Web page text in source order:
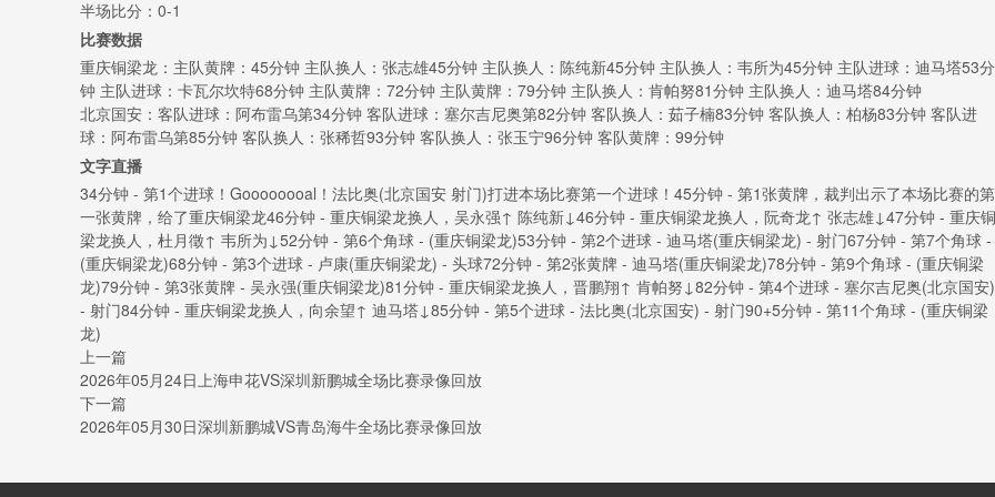
半场比分：0-1
比赛数据
重庆铜梁龙：主队黄牌：45分钟 主队换人：张志雄45分钟 主队换人：陈纯新45分钟 主队换人：韦所为45分钟 主队进球：迪马塔53分
钟 主队进球：卡瓦尔坎特68分钟 主队黄牌：72分钟 主队黄牌：79分钟 主队换人：肯帕努81分钟 主队换人：迪马塔84分钟
北京国安：客队进球：阿布雷乌第34分钟 客队进球：塞尔吉尼奥第82分钟 客队换人：茹子楠83分钟 客队换人：柏杨83分钟 客队进
球：阿布雷乌第85分钟 客队换人：张稀哲93分钟 客队换人：张玉宁96分钟 客队黄牌：99分钟
文字直播
34分钟 - 第1个进球！Goooooooal！法比奥(北京国安 射门)打进本场比赛第一个进球！45分钟 - 第1张黄牌，裁判出示了本场比赛的第
一张黄牌，给了重庆铜梁龙46分钟 - 重庆铜梁龙换人，吴永强↑ 陈纯新↓46分钟 - 重庆铜梁龙换人，阮奇龙↑ 张志雄↓47分钟 - 重庆铜
梁龙换人，杜月徵↑ 韦所为↓52分钟 - 第6个角球 - (重庆铜梁龙)53分钟 - 第2个进球 - 迪马塔(重庆铜梁龙) - 射门67分钟 - 第7个角球 -
(重庆铜梁龙)68分钟 - 第3个进球 - 卢康(重庆铜梁龙) - 头球72分钟 - 第2张黄牌 - 迪马塔(重庆铜梁龙)78分钟 - 第9个角球 - (重庆铜梁
龙)79分钟 - 第3张黄牌 - 吴永强(重庆铜梁龙)81分钟 - 重庆铜梁龙换人，晋鹏翔↑ 肯帕努↓82分钟 - 第4个进球 - 塞尔吉尼奥(北京国安)
- 射门84分钟 - 重庆铜梁龙换人，向余望↑ 迪马塔↓85分钟 - 第5个进球 - 法比奥(北京国安) - 射门90+5分钟 - 第11个角球 - (重庆铜梁
龙)
上一篇
2026年05月24日上海申花VS深圳新鹏城全场比赛录像回放
下一篇
2026年05月30日深圳新鹏城VS青岛海牛全场比赛录像回放